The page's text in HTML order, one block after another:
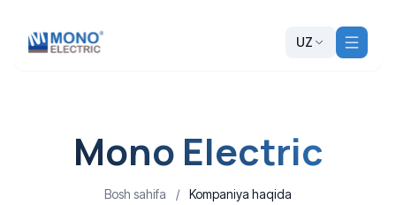
UZ
Mono Electric
Bosh sahifa / Kompaniya haqida